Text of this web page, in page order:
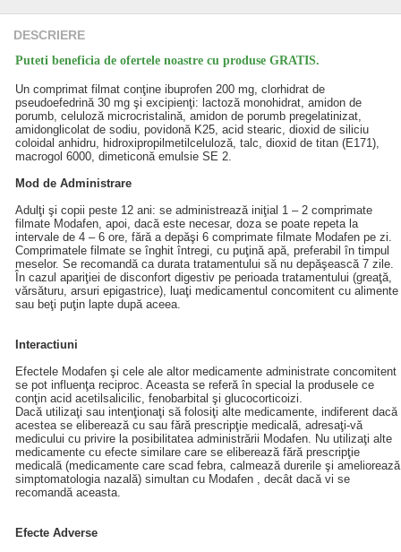
DESCRIERE
Puteti beneficia de ofertele noastre cu produse GRATIS.
Un comprimat filmat conţine ibuprofen 200 mg, clorhidrat de
pseudoefedrină 30 mg şi excipienţi: lactoză monohidrat, amidon de
porumb, celuloză microcristalină, amidon de porumb pregelatinizat,
amidonglicolat de sodiu, povidonă K25, acid stearic, dioxid de siliciu
coloidal anhidru, hidroxipropilmetilceluloză, talc, dioxid de titan (E171),
macrogol 6000, dimeticonă emulsie SE 2.
Mod de Administrare
Adulţi şi copii peste 12 ani: se administrează iniţial 1 – 2 comprimate
filmate Modafen, apoi, dacă este necesar, doza se poate repeta la
intervale de 4 – 6 ore, fără a depăşi 6 comprimate filmate Modafen pe zi.
Comprimatele filmate se înghit întregi, cu puţină apă, preferabil în timpul
meselor. Se recomandă ca durata tratamentului să nu depăşească 7 zile.
În cazul apariţiei de disconfort digestiv pe perioada tratamentului (greaţă,
vărsăturu, arsuri epigastrice), luaţi medicamentul concomitent cu alimente
sau beţi puţin lapte după aceea.
Interactiuni
Efectele Modafen şi cele ale altor medicamente administrate concomitent
se pot influenţa reciproc. Aceasta se referă în special la produsele ce
conţin acid acetilsalicilic, fenobarbital şi glucocorticoizi.
Dacă utilizaţi sau intenţionaţi să folosiţi alte medicamente, indiferent dacă
acestea se eliberează cu sau fără prescripţie medicală, adresaţi-vă
medicului cu privire la posibilitatea administrării Modafen. Nu utilizaţi alte
medicamente cu efecte similare care se eliberează fără prescripţie
medicală (medicamente care scad febra, calmează durerile şi ameliorează
simptomatologia nazală) simultan cu Modafen , decât dacă vi se
recomandă aceasta.
Efecte Adverse